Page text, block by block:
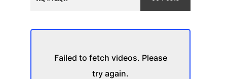
Failed to fetch videos. Please
try again.